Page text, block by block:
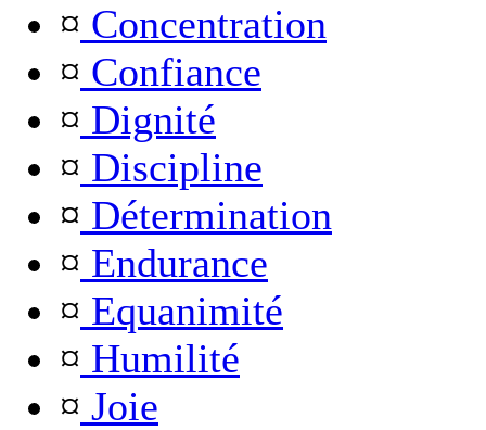
¤ Concentration
¤ Confiance
¤ Dignité
¤ Discipline
¤ Détermination
¤ Endurance
¤ Equanimité
¤ Humilité
¤ Joie